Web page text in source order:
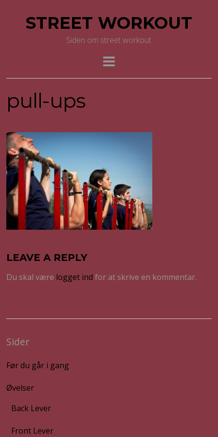
STREET WORKOUT
Siden om street workout
pull-ups
LEAVE A REPLY
Du skal være logget ind for at skrive en kommentar.
Sider
Før du går i gang
Øvelser
Back Lever
Front Lever